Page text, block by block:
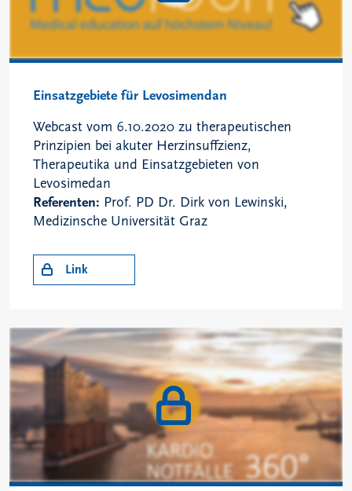
Einsatzgebiete für Levosimendan
Webcast vom 6.10.2020 zu therapeutischen
Prinzipien bei akuter Herzinsuffzienz,
Therapeutika und Einsatzgebieten von
Levosimedan
Referenten: Prof. PD Dr. Dirk von Lewinski,
Medizinsche Universität Graz
Link